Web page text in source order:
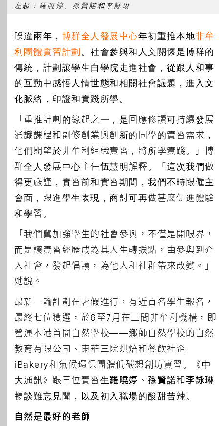
左起：羅曉婷、孫賢諾和李詠琳
睽違兩年， 博群全人發展中心年初重推本地非牟
利團體實習計劃 。社會參與和人文關懷是博群的
傳統，計劃讓學生自學院走進社會，從跟人和事
的互動中感悟人情世態和相關社會議題，進入文
化脈絡，印證和實踐所學。
「重推計劃的緣起之一，是回應修讀可持續發展
通識課程和副修創業與創新的同學的實習需求，
他們期望於非牟利組織實習，將所學實踐。」博
群全人發展中心主任伍慧明 解釋。「這次我們做
得更嚴謹，實習前和實習期間，我們不時跟僱主
會面，跟進學生表現，商討可再做甚麼促進體驗
和學習。
「我們冀加強學生的社會參與，不僅是開眼界，
而是讓實習經歷成為其人生轉捩點，由參與到介
入社會，發起倡議，為他人和社群帶來改變。」
她說。
最新一輪計劃在暑假進行，有近百名學生報名，
最終七位獲選，於6至7月在三間非牟利機構，即
營運本港首間自然學校——鄉師自然學校的自然
教育有限公司、東華三院烘焙和餐飲社企
iBakery和氣候環保團體低碳想創坊實習。《中
大通訊》跟三位實習生羅曉婷 、 孫賢諾和李詠琳
暢談難忘見聞，以及初入職場的酸甜苦辣。
自然是最好的老師